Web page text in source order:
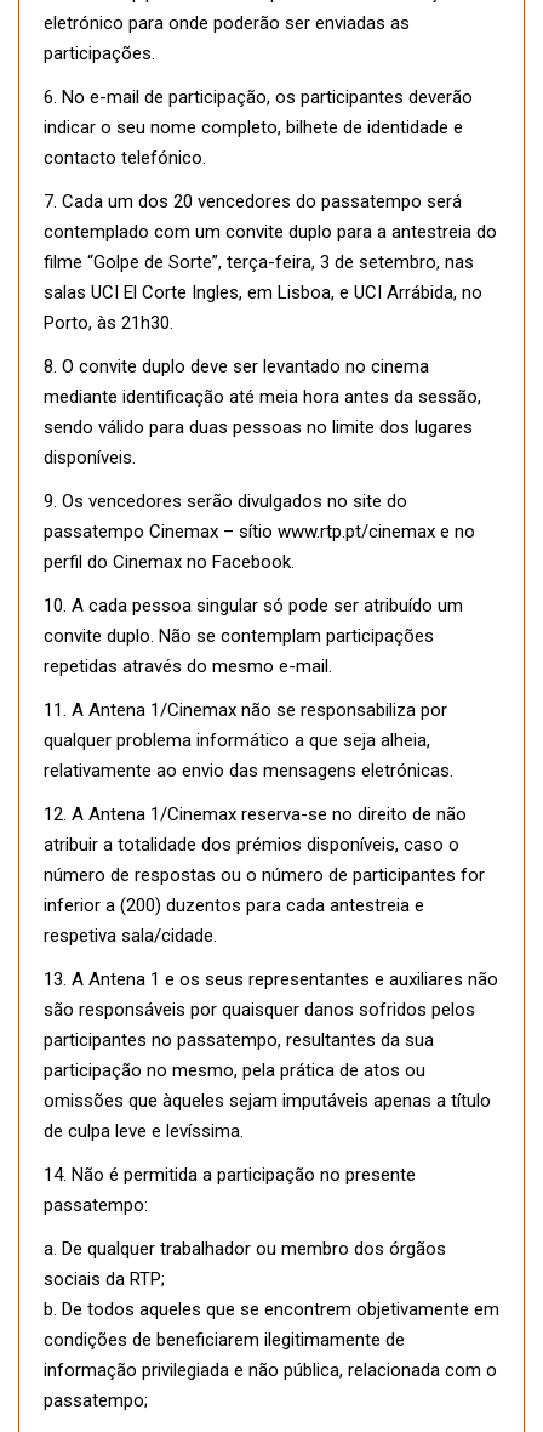
eletrónico para onde poderão ser enviadas as
participações.
6. No e-mail de participação, os participantes deverão
indicar o seu nome completo, bilhete de identidade e
contacto telefónico.
7. Cada um dos 20 vencedores do passatempo será
contemplado com um convite duplo para a antestreia do
filme “Golpe de Sorte”, terça-feira, 3 de setembro, nas
salas UCI El Corte Ingles, em Lisboa, e UCI Arrábida, no
Porto, às 21h30.
8. O convite duplo deve ser levantado no cinema
mediante identificação até meia hora antes da sessão,
sendo válido para duas pessoas no limite dos lugares
disponíveis.
9. Os vencedores serão divulgados no site do
passatempo Cinemax – sítio www.rtp.pt/cinemax e no
perfil do Cinemax no Facebook.
10. A cada pessoa singular só pode ser atribuído um
convite duplo. Não se contemplam participações
repetidas através do mesmo e-mail.
11. A Antena 1/Cinemax não se responsabiliza por
qualquer problema informático a que seja alheia,
relativamente ao envio das mensagens eletrónicas.
12. A Antena 1/Cinemax reserva-se no direito de não
atribuir a totalidade dos prémios disponíveis, caso o
número de respostas ou o número de participantes for
inferior a (200) duzentos para cada antestreia e
respetiva sala/cidade.
13. A Antena 1 e os seus representantes e auxiliares não
são responsáveis por quaisquer danos sofridos pelos
participantes no passatempo, resultantes da sua
participação no mesmo, pela prática de atos ou
omissões que àqueles sejam imputáveis apenas a título
de culpa leve e levíssima.
14. Não é permitida a participação no presente
passatempo:
a. De qualquer trabalhador ou membro dos órgãos
sociais da RTP;
b. De todos aqueles que se encontrem objetivamente em
condições de beneficiarem ilegitimamente de
informação privilegiada e não pública, relacionada com o
passatempo;